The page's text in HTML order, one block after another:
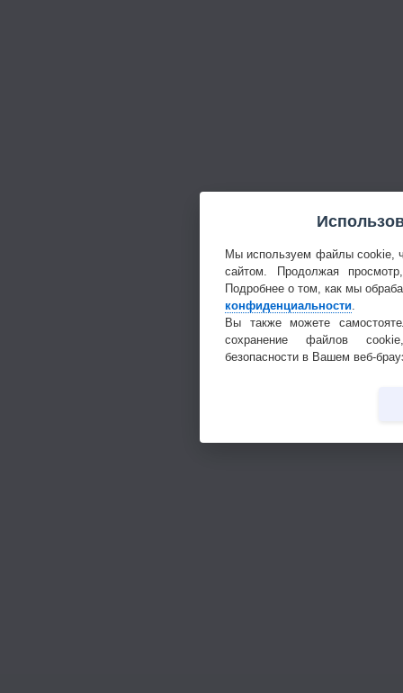
Мы используем файлы cookie,
сайтом. Продолжая
Подробнее о том, как мы
конфиденциальности
Вы также можете
сохранение файлов
безопасности в Вашем веб-